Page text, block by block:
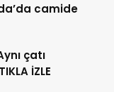
camide
çatı
İZLE